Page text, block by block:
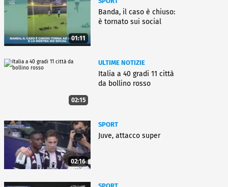
01:11
Banda, il caso è chiuso:
è tornato sui social
02:15
ULTIME NOTIZIE
Italia a 40 gradi 11 città
da bollino rosso
02:16
SPORT
Juve, attacco super